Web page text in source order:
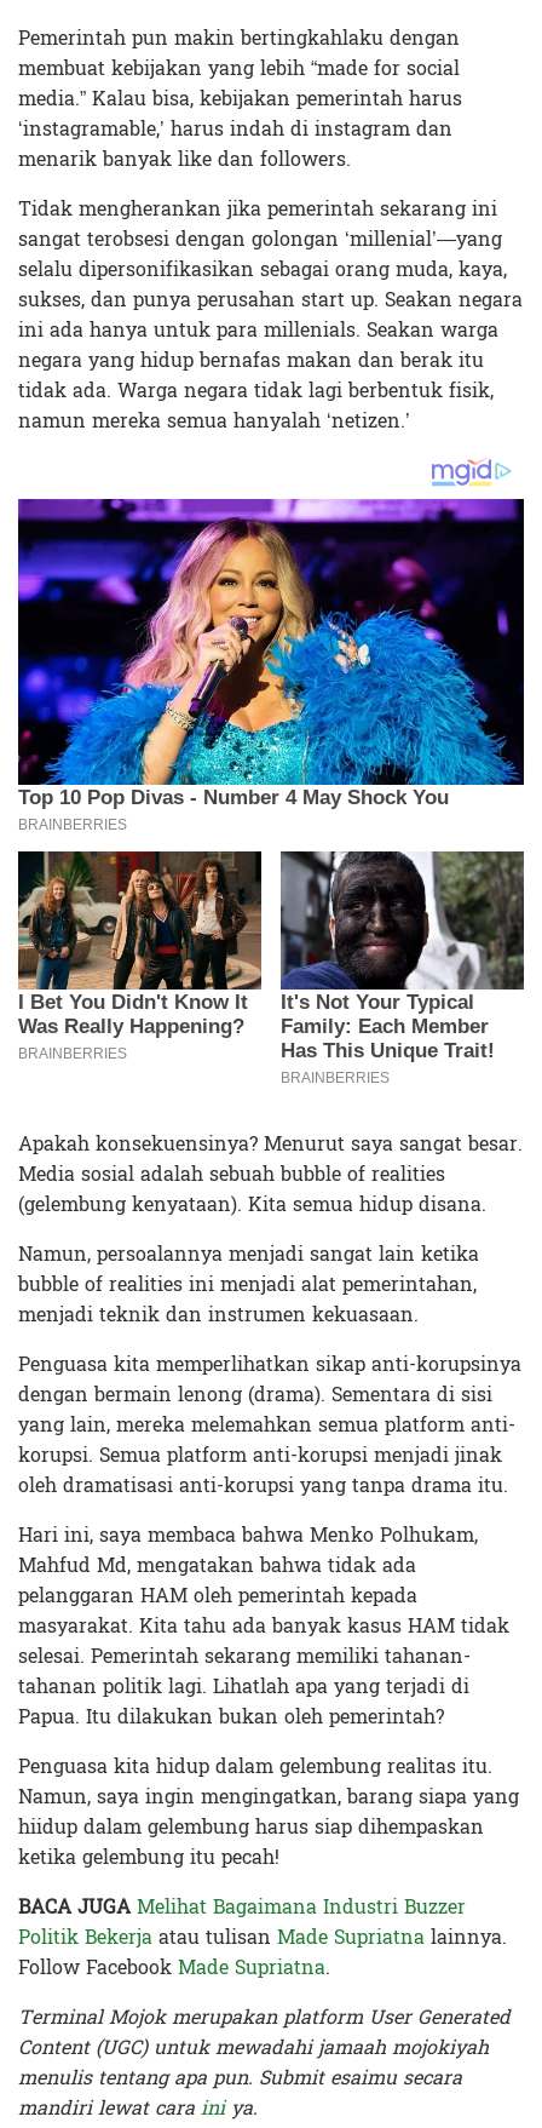
Pemerintah pun makin bertingkahlaku dengan
membuat kebijakan yang lebih “made for social
media.” Kalau bisa, kebijakan pemerintah harus
‘instagramable,’ harus indah di instagram dan
menarik banyak like dan followers.
Tidak mengherankan jika pemerintah sekarang ini
sangat terobsesi dengan golongan ‘millenial’—yang
selalu dipersonifikasikan sebagai orang muda, kaya,
sukses, dan punya perusahan start up. Seakan negara
ini ada hanya untuk para millenials. Seakan warga
negara yang hidup bernafas makan dan berak itu
tidak ada. Warga negara tidak lagi berbentuk fisik,
namun mereka semua hanyalah ‘netizen.’
Apakah konsekuensinya? Menurut saya sangat besar.
Media sosial adalah sebuah bubble of realities
(gelembung kenyataan). Kita semua hidup disana.
Namun, persoalannya menjadi sangat lain ketika
bubble of realities ini menjadi alat pemerintahan,
menjadi teknik dan instrumen kekuasaan.
Penguasa kita memperlihatkan sikap anti-korupsinya
dengan bermain lenong (drama). Sementara di sisi
yang lain, mereka melemahkan semua platform anti-
korupsi. Semua platform anti-korupsi menjadi jinak
oleh dramatisasi anti-korupsi yang tanpa drama itu.
Hari ini, saya membaca bahwa Menko Polhukam,
Mahfud Md, mengatakan bahwa tidak ada
pelanggaran HAM oleh pemerintah kepada
masyarakat. Kita tahu ada banyak kasus HAM tidak
selesai. Pemerintah sekarang memiliki tahanan-
tahanan politik lagi. Lihatlah apa yang terjadi di
Papua. Itu dilakukan bukan oleh pemerintah?
Penguasa kita hidup dalam gelembung realitas itu.
Namun, saya ingin mengingatkan, barang siapa yang
hiidup dalam gelembung harus siap dihempaskan
ketika gelembung itu pecah!
BACA JUGAMelihat Bagaimana Industri Buzzer
Politik Bekerjaatau tulisan Made Supriatnalainnya.
Follow FacebookMade Supriatna.
Terminal Mojok merupakan platform User Generated
Content (UGC) untuk mewadahi jamaah mojokiyah
menulis tentang apa pun. Submit esaimu secara
mandiri lewat carainiya.